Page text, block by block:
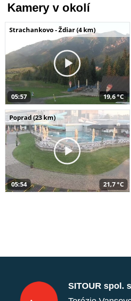
Kamery v okolí
Strachankovo - Ždiar (4 km)
05:57 19,6 °C
Poprad (23 km)
05:54 21,7 °C
SITOUR spol.